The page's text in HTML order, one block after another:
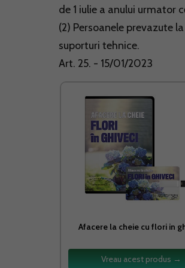
de 1 iulie a anului urmator
(2) Persoanele prevazute
suporturi tehnice.
Art. 25. - 15/01/2023
Afacere la cheie cu flori in
Vreau acest produs →